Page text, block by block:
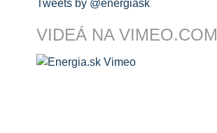
Tweets by @energiask
VIDEÁ NA VIMEO.COM